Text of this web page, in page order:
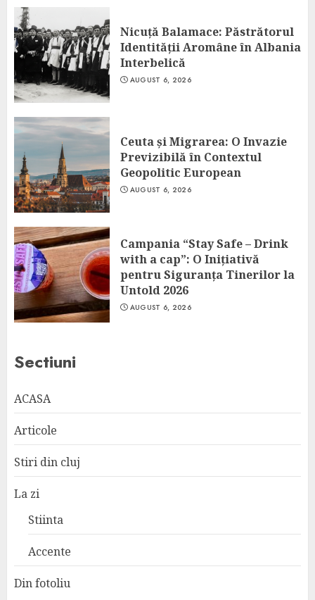
Nicuță Balamace: Păstrătorul
Identității Aromâne în Albania
Interbelică
AUGUST 6, 2026
Ceuta și Migrarea: O Invazie
Previzibilă în Contextul
Geopolitic European
AUGUST 6, 2026
Campania “Stay Safe – Drink
with a cap”: O Inițiativă
pentru Siguranța Tinerilor la
Untold 2026
AUGUST 6, 2026
Sectiuni
ACASA
Articole
Stiri din cluj
La zi
Stiinta
Accente
Din fotoliu